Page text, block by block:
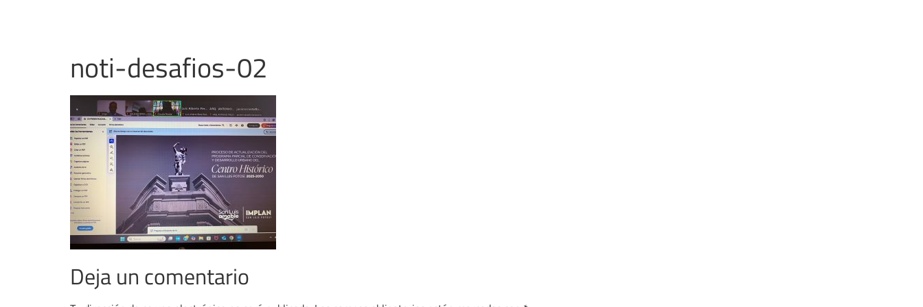
noti-desafios-02
Deja un comentario